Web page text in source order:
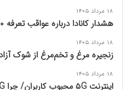
۱۸ مرداد ۱۴۰۵
هشدار کانادا درباره عواقب تعرفه ۵۰ درصدی آمریکا
۱۸ مرداد ۱۴۰۵
زنجیره مرغ و تخم‌مرغ از شوک
۱۸ مرداد ۱۴۰۵
اینترنت ۵G محبوب کاربران/ چرا ۵G بهتر از ۴G است؟